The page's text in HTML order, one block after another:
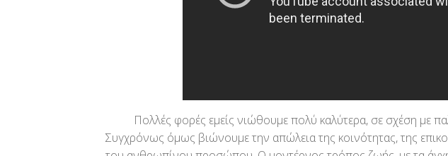
Πολλές φορές εμείς νιώθουμε πολύ καλύτερα, σε σχέση με
Συγχρόνως όμως βιώνουμε την απώλεια της κοινότητας, της